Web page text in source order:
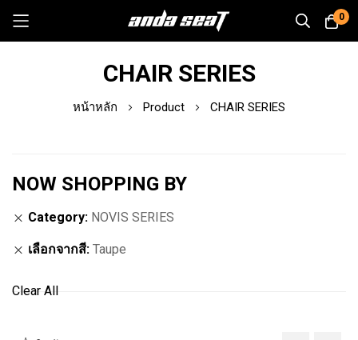
0
CHAIR SERIES
หน้าหลัก Product CHAIR SERIES
NOW SHOPPING BY
Category NOVIS SERIES
เลือกจากสี Taupe
Clear All